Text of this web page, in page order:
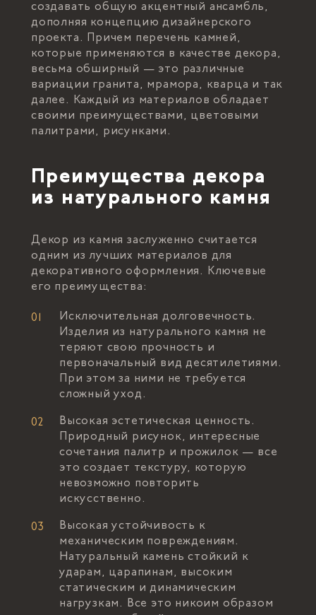
создавать общую акцентный ансамбль,
дополняя концепцию дизайнерского
проекта. Причем перечень камней,
которые применяются в качестве декора,
весьма обширный — это различные
вариации гранита, мрамора, кварца и так
далее. Каждый из материалов обладает
своими преимуществами, цветовыми
палитрами, рисунками.
Преимущества декора
из натурального камня
Декор из камня заслуженно считается
одним из лучших материалов для
декоративного оформления. Ключевые
его преимущества:
Исключительная долговечность.
Изделия из натурального камня не
теряют свою прочность и
первоначальный вид десятилетиями.
При этом за ними не требуется
сложный уход.
Высокая эстетическая ценность.
Природный рисунок, интересные
сочетания палитр и прожилок — все
это создает текстуру, которую
невозможно повторить
искусственно.
Высокая устойчивость к
механическим повреждениям.
Натуральный камень стойкий к
ударам, царапинам, высоким
статическим и динамическим
нагрузкам. Все это никоим образом